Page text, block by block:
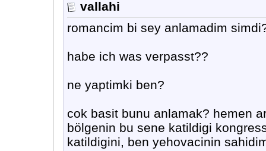
vallahi
romancim bi sey anlamadim
habe ich was verpasst??
ne yaptimki ben?
cok basit bunu anlamak? hemen
bölgenin bu sene katildigi
katildigini, ben yehovacinin